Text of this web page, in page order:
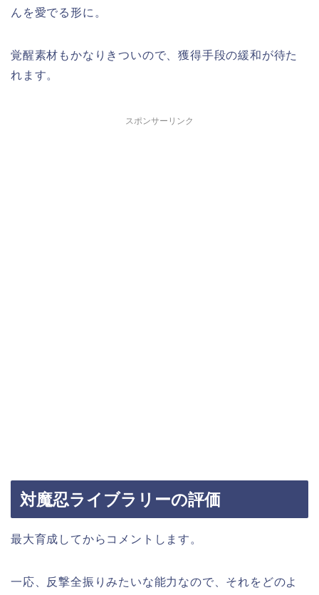
んを愛でる形に。
覚醒素材もかなりきついので、獲得手段の緩和が待た
れます。
スポンサーリンク
対魔忍ライブラリーの評価
最大育成してからコメントします。
一応、反撃全振りみたいな能力なので、それをどのよ